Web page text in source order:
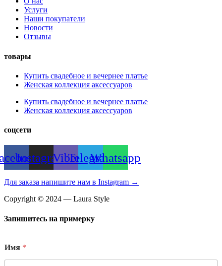
Услуги
Наши покупатели
Новости
Отзывы
товары
Купить свадебное и вечернее платье
Женская коллекция аксессуаров
Купить свадебное и вечернее платье
Женская коллекция аксессуаров
соцсети
InstagramViberTelegramWhatsapp
Для заказа напишите нам в Instagram →
Copyright © 2024 — Laura Style
Запишитесь на примерку
Имя *